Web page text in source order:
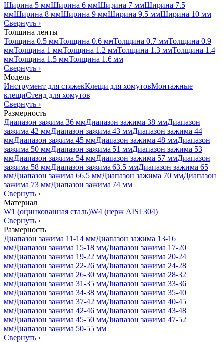
Ширина 5 ммШирина 6 ммШирина 7 ммШирина 7.5
ммШирина 8 ммШирина 9 ммШирина 9.5 ммШирина 10 мм
Свернуть ›
Толщина ленты
Толщина 0.5 ммТолщина 0.6 ммТолщина 0.7 ммТолщина 0.9
ммТолщина 1 ммТолщина 1.2 ммТолщина 1.3 ммТолщина 1.4
ммТолщина 1.5 ммТолщина 1.6 мм
Свернуть ›
Модель
Инструмент для стяжекКлещи для хомутовМонтажные
клещиСтенд для хомутов
Свернуть ›
Размерность
Диапазон зажима 36 ммДиапазон зажима 38 ммДиапазон
зажима 42 ммДиапазон зажима 43 ммДиапазон зажима 44
ммДиапазон зажима 45 ммДиапазон зажима 48 ммДиапазон
зажима 50 ммДиапазон зажима 51 ммДиапазон зажима 53
ммДиапазон зажима 54 ммДиапазон зажима 57 ммДиапазон
зажима 58 ммДиапазон зажима 63.5 ммДиапазон зажима 65
ммДиапазон зажима 66.5 ммДиапазон зажима 70 ммДиапазон
зажима 73 ммДиапазон зажима 74 мм
Свернуть ›
Материал
W1 (оцинкованная сталь)W4 (нерж AISI 304)
Свернуть ›
Размерность
Диапазон зажима 11-14 ммДиапазон зажима 13-16
ммДиапазон зажима 15-18 ммДиапазон зажима 17-20
ммДиапазон зажима 19-22 ммДиапазон зажима 20-24
ммДиапазон зажима 22-26 ммДиапазон зажима 24-28
ммДиапазон зажима 26-30 ммДиапазон зажима 28-32
ммДиапазон зажима 31-35 ммДиапазон зажима 33-36
ммДиапазон зажима 34-38 ммДиапазон зажима 35-40
ммДиапазон зажима 37-42 ммДиапазон зажима 40-45
ммДиапазон зажима 42-46 ммДиапазон зажима 43-48
ммДиапазон зажима 45-50 ммДиапазон зажима 47-52
ммДиапазон зажима 50-55 мм
Свернуть ›